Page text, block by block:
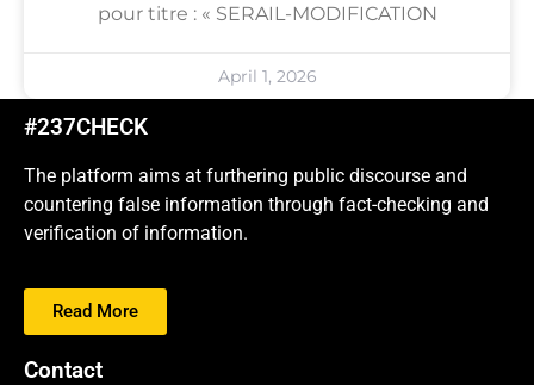
pour titre : « SERAIL-MODIFICATION
April 1, 2026
#237CHECK
The platform aims at furthering public discourse and
countering false information through fact-checking and
verification of information.
Read More
Contact